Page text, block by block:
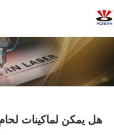
هل يمكن لماكينات